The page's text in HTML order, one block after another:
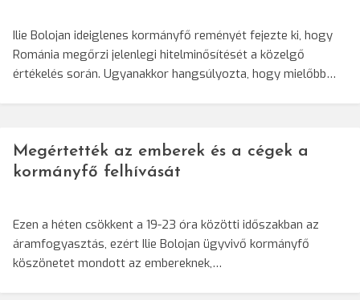
Ilie Bolojan ideiglenes kormányfő reményét fejezte ki, hogy
Románia megőrzi jelenlegi hitelminősítését a közelgő
értékelés során. Ugyanakkor hangsúlyozta, hogy mielőbb…
Megértették az emberek és a cégek a
kormányfő felhívását
Ezen a héten csökkent a 19-23 óra közötti időszakban az
áramfogyasztás, ezért Ilie Bolojan ügyvivő kormányfő
köszönetet mondott az embereknek,…